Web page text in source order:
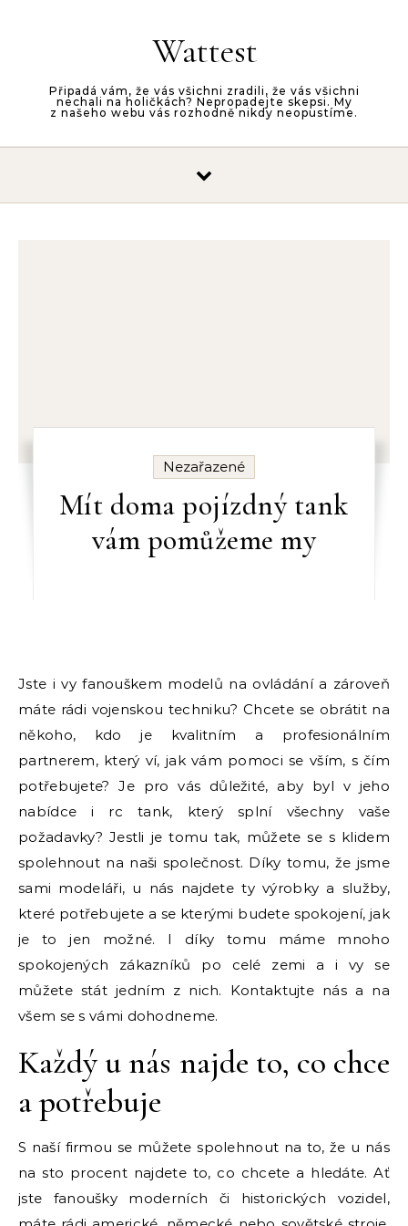
Wattest
Připadá vám, že vás všichni zradili, že vás všichni
nechali na holičkách? Nepropadejte skepsi. My
z našeho webu vás rozhodně nikdy neopustíme.
Nezařazené
Mít doma pojízdný tank
vám pomůžeme my
Jste i vy fanouškem modelů na ovládání a zároveň
máte rádi vojenskou techniku? Chcete se obrátit na
někoho, kdo je kvalitním a profesionálním
partnerem, který ví, jak vám pomoci se vším, s čím
potřebujete? Je pro vás důležité, aby byl v jeho
nabídce i rc tank, který splní všechny vaše
požadavky? Jestli je tomu tak, můžete se s klidem
spolehnout na naši společnost. Díky tomu, že jsme
sami modeláři, u nás najdete ty výrobky a služby,
které potřebujete a se kterými budete spokojení, jak
je to jen možné. I díky tomu máme mnoho
spokojených zákazníků po celé zemi a i vy se
můžete stát jedním z nich. Kontaktujte nás a na
všem se s vámi dohodneme.
Každý u nás najde to, co chce
a potřebuje
S naší firmou se můžete spolehnout na to, že u nás
na sto procent najdete to, co chcete a hledáte. Ať
jste fanoušky moderních či historických vozidel,